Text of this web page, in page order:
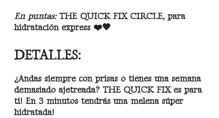
En puntas:THE QUICK FIX CIRCLE, para
hidratación express ❤️🧡
DETALLES:
¿Andas siempre con prisas o tienes una semana
demasiado ajetreada? THE QUICK FIX es para
ti! En 3 minutos tendrás una melena súper
hidratada!